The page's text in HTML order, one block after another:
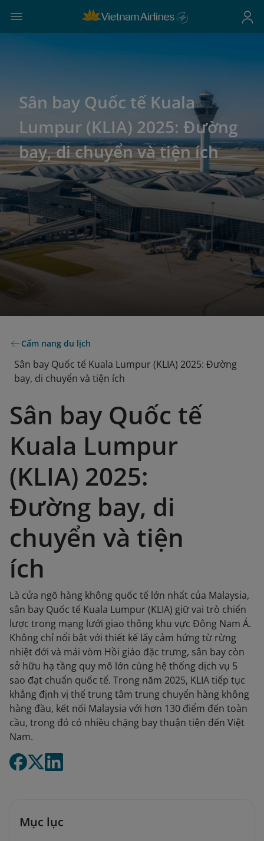
Sân bay Quốc tế Kuala
Lumpur (KLIA) 2025: Đường
bay, di chuyển và tiện ích
Cẩm nang du lịch
Sân bay Quốc tế Kuala Lumpur (KLIA) 2025: Đường
bay, di chuyển và tiện ích
Sân bay Quốc tế
Kuala Lumpur
(KLIA) 2025:
Đường bay, di
chuyển và tiện
ích
Là cửa ngõ hàng không quốc tế lớn nhất của Malaysia,
sân bay Quốc tế Kuala Lumpur (KLIA) giữ vai trò chiến
lược trong mạng lưới giao thông khu vực Đông Nam Á.
Không chỉ nổi bật với thiết kế lấy cảm hứng từ rừng
nhiệt đới và mái vòm Hồi giáo đặc trưng, sân bay còn
sở hữu hạ tầng quy mô lớn cùng hệ thống dịch vụ 5
sao đạt chuẩn quốc tế. Trong năm 2025, KLIA tiếp tục
khẳng định vị thế trung tâm trung chuyển hàng không
hàng đầu, kết nối Malaysia với hơn 130 điểm đến toàn
cầu, trong đó có nhiều chặng bay thuận tiện đến Việt
Nam.
Mục lục